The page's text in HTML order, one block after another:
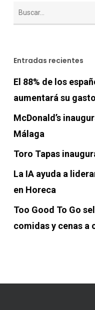
Entradas recientes
El 88% de los
aumentará su
McDonald’s
Málaga
Toro Tapas
La IA ayuda a
en Horeca
Too Good To Go
comidas y cenas a